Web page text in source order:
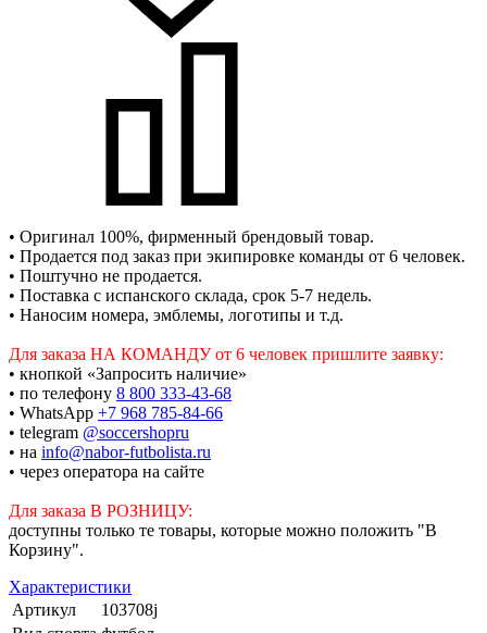
• Оригинал 100%, фирменный брендовый товар.
• Продается под заказ при экипировке команды от 6 человек.
• Поштучно не продается.
• Поставка с испанского склада, срок 5-7 недель.
• Наносим номера, эмблемы, логотипы и т.д.
Для заказа НА КОМАНДУ от 6 человек пришлите заявку:
• кнопкой «Запросить наличие»
• по телефону 8 800 333-43-68
• WhatsApp +7 968 785-84-66
• telegram @soccershopru
• на info@nabor-futbolista.ru
• через оператора на сайте
Для заказа В РОЗНИЦУ:
доступны только те товары, которые можно положить "В
Корзину".
Характеристики
Артикул
103708j